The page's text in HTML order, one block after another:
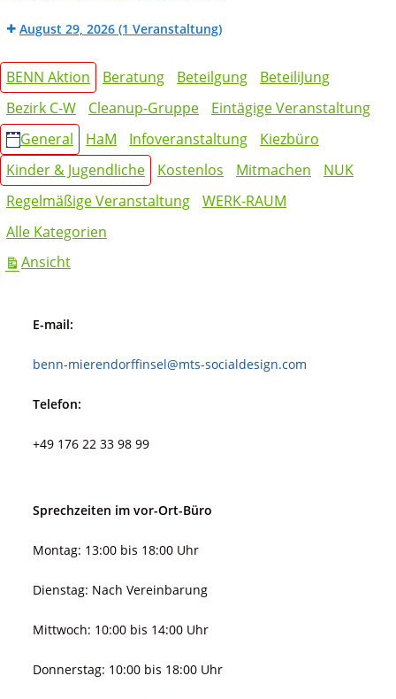
Werk_Raum:
August 29, 2026 (1 Veranstaltung)
auf
der
Mierendorff-
INSEL
Kategorien
BENN Aktion Beratung Beteilgung
BeteiliJung
Bezirk C-W
Cleanup-Gruppe
Eintägige Veranstaltung
General
HaM Infoveranstaltung
Kiezbüro
Kinder & Jugendliche
Kostenlos Mitmachen
NUK
Regelmäßige Veranstaltung
WERK-RAUM
Alle Kategorien
Ansichtausdrucken
E-mail:
benn-mierendorffinsel@mts-socialdesign.com
Telefon:
+49 176 22 33 98 99
Sprechzeiten im vor-Ort-Büro
Montag: 13:00 bis 18:00 Uhr
Dienstag: Nach Vereinbarung
Mittwoch: 10:00 bis 14:00 Uhr
Donnerstag: 10:00 bis 18:00 Uhr